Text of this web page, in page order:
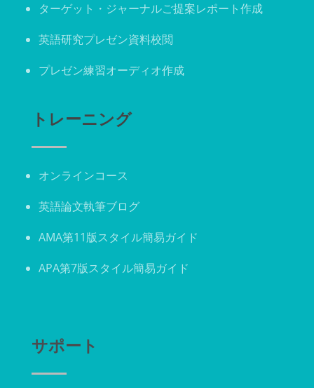
ターゲット・ジャーナルご提案レポート作成
英語研究プレゼン資料校閲
プレゼン練習オーディオ作成
トレーニング
オンラインコース
英語論文執筆ブログ
AMA第11版スタイル簡易ガイド
APA第7版スタイル簡易ガイド
サポート